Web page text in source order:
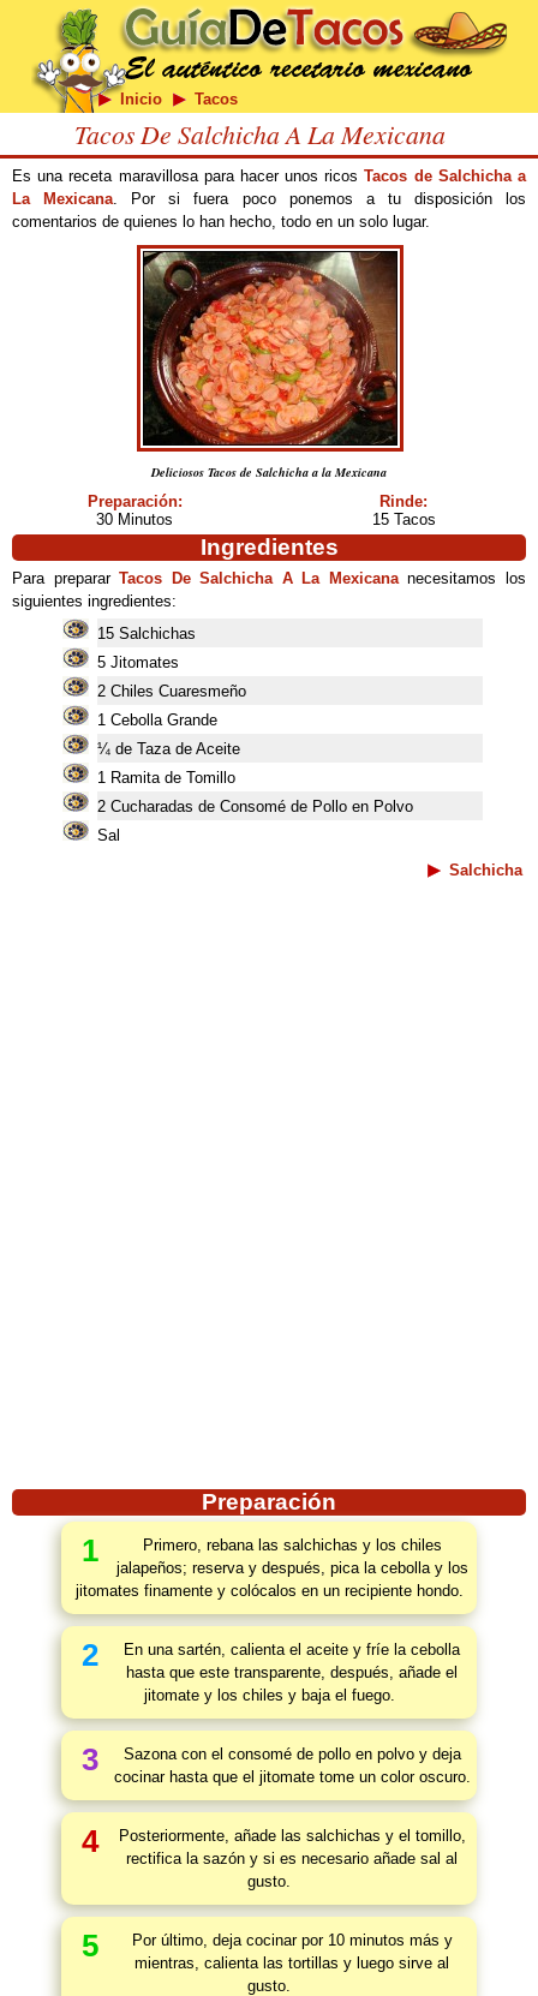
Inicio Tacos
Tacos De Salchicha A La Mexicana
Es una receta maravillosa para hacer unos ricosTacos de Salchicha a
La Mexicana. Por si fuera poco ponemos a tu disposición los
comentarios de quienes lo han hecho, todo en un solo lugar.
Deliciosos Tacos de Salchicha a la Mexicana
Preparación:
30 Minutos
Rinde:
15 Tacos
Ingredientes
Para prepararTacos De Salchicha A La Mexicananecesitamos los
siguientes ingredientes:
15 Salchichas
5 Jitomates
2 Chiles Cuaresmeño
1 Cebolla Grande
¼ de Taza de Aceite
1 Ramita de Tomillo
2 Cucharadas de Consomé de Pollo en Polvo
Sal
Salchicha
Preparación
1
Primero, rebana las salchichas y los chiles
jalapeños; reserva y después, pica la cebolla y los
jitomates finamente y colócalos en un recipiente hondo.
2
En una sartén, calienta el aceite y fríe la cebolla
hasta que este transparente, después, añade el
jitomate y los chiles y baja el fuego.
3
Sazona con el consomé de pollo en polvo y deja
cocinar hasta que el jitomate tome un color oscuro.
4
Posteriormente, añade las salchichas y el tomillo,
rectifica la sazón y si es necesario añade sal al
gusto.
5
Por último, deja cocinar por 10 minutos más y
mientras, calienta las tortillas y luego sirve al
gusto.